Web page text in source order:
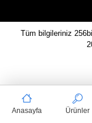
Tüm bilgileriniz
Anasayfa Ürünler